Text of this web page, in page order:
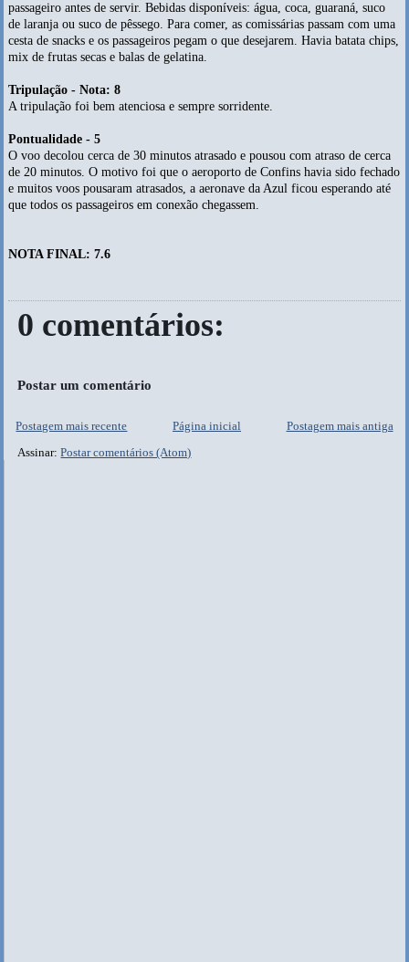
passageiro antes de servir. Bebidas disponíveis: água, coca, guaraná, suco
de laranja ou suco de pêssego. Para comer, as comissárias passam com uma
cesta de snacks e os passageiros pegam o que desejarem. Havia batata chips,
mix de frutas secas e balas de gelatina.
Tripulação - Nota: 8
A tripulação foi bem atenciosa e sempre sorridente.
Pontualidade - 5
O voo decolou cerca de 30 minutos atrasado e pousou com atraso de cerca
de 20 minutos. O motivo foi que o aeroporto de Confins havia sido fechado
e muitos voos pousaram atrasados, a aeronave da Azul ficou esperando até
que todos os passageiros em conexão chegassem.
NOTA FINAL: 7.6
0 comentários:
Postar um comentário
Postagem mais recente Postagem mais antiga
Página inicial
Assinar:Postar comentários (Atom)